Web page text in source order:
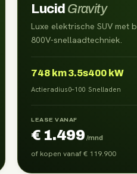
Lucid Gravity
Luxe elektrische SUV met
800V-snellaadtechniek.
748 km
Actieradius
3.5s
0–100
400 kW
Snelladen
LEASE VANAF
€ 1.499 /mnd
of kopen vanaf€ 119.900